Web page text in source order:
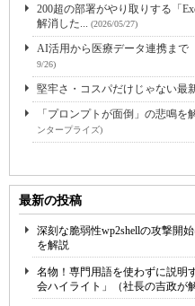
200超の部署がやり取りする「
解消した... (2026/05/27)
AI活用から医療データ連携ま
9/26)
堅牢さ・コスパだけじゃない最
「プロンプトが面倒」の悲鳴
ンタープライズ)
最新の投稿
深刻な脆弱性wp2shellの攻撃開
を解説
名物！専門用語を使わずに説明
会ハイライト」（社長の吉政が